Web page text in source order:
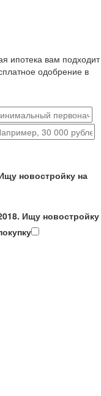
ипотека вам подходит
одобрение в
новостройку на
Ищу новостройку